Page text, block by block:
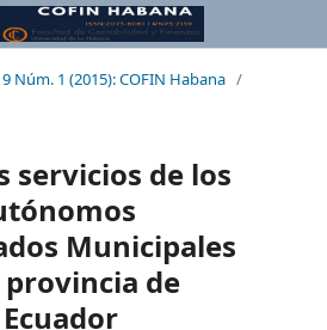
Núm. 1 (2015): COFIN Habana /
servicios de los
Municipales
provincia de